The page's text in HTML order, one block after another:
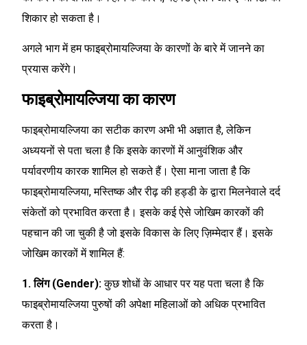
शिकार हो सकता है।
अगले भाग में हम फाइब्रोमायल्जिया के कारणों के बारे में जानने का
प्रयास करेंगे।
फाइब्रोमायल्जिया का कारण
फाइब्रोमायल्जिया का सटीक कारण अभी भी अज्ञात है, लेकिन
अध्ययनों से पता चला है कि इसके कारणों में आनुवंशिक और
पर्यावरणीय कारक शामिल हो सकते हैं। ऐसा माना जाता है कि
फाइब्रोमायल्जिया, मस्तिष्क और रीढ़ की हड्डी के द्वारा मिलनेवाले दर्द
संकेतों को प्रभावित करता है। इसके कई ऐसे जोखिम कारकों की
पहचान की जा चुकी है जो इसके विकास के लिए ज़िम्मेदार हैं। इसके
जोखिम कारकों में शामिल हैं:
1. लिंग (Gender):कुछ शोधों के आधार पर यह पता चला है कि
फाइब्रोमायल्जिया पुरुषों की अपेक्षा महिलाओं को अधिक प्रभावित
करता है।